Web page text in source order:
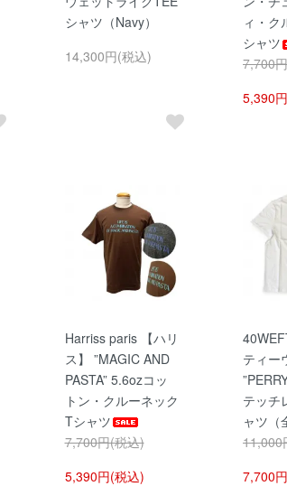
シャツ（Navy）
14,300円(税込)
ィ・ク
シャツ
7,700
5,390
Harriss paris 【ハリ
ス】 ”MAGIC AND
PASTA” 5.6ozコッ
トン・クルーネック
Tシャツ
7,700円(税込)
5,390円(税込)
ティー
テッチ
ャツ（
11,000
7,700